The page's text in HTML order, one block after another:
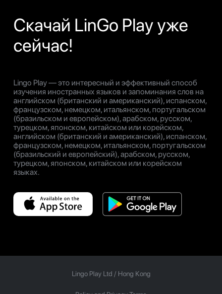
Скачай LinGo Play уже
сейчас!
Lingo Play — это интересный и эффективный способ
изучения иностранных языков и запоминания слов на
английском (британский и американский), испанском,
французском, немецком, итальянском, португальском
(бразильском и европейском), арабском, русском,
турецком, японском, китайском или корейском,
английском (британский и американский), испанском,
французском, немецком, итальянском, португальском
(бразильский и европейский), арабском, русском,
турецком, японском, китайском или корейском
языках.
Lingo Play Ltd / Hong Kong